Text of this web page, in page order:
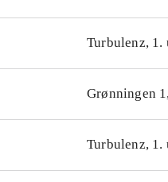
Homers
græske guder
Turbulenz, 1.
Grønningen
Turbulenz, 1.